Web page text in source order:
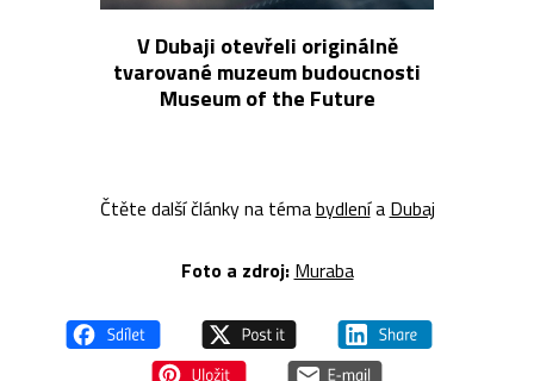
V Dubaji otevřeli originálně
tvarované muzeum budoucnosti
Museum of the Future
Čtěte další články na témabydlenía Dubaj
Foto a zdroj: Muraba